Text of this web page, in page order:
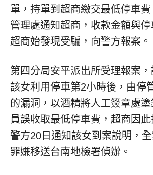
單，持單到超商繳交最低停車
管理處通知超商，收款金額與停
超商始發現受騙，向警方報案。
第四分局安平派出所受理報案，
該女利用停車第2小時後，由停
的漏洞，以酒精將人工簽章處
員誤收取最低停車費，超商因此
警方20日通知該女到案說明，
罪嫌移送台南地檢署偵辦。